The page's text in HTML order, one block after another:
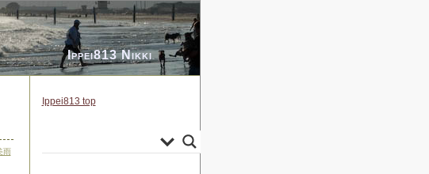
Ippei813 Nikki
雨
Ippei813 top